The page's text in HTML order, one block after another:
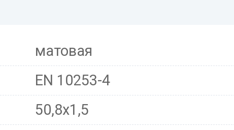
матовая
EN 10253-4
50,8x1,5